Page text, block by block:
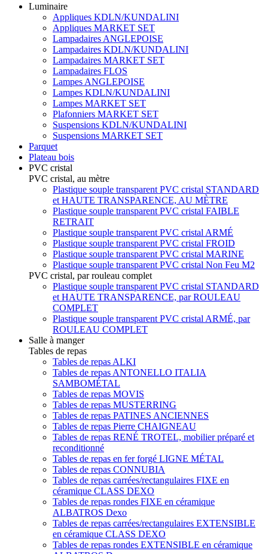
Luminaire
Appliques KDLN/KUNDALINI
Appliques MARKET SET
Lampadaires ANGLEPOISE
Lampadaires KDLN/KUNDALINI
Lampadaires MARKET SET
Lampadaires FLOS
Lampes ANGLEPOISE
Lampes KDLN/KUNDALINI
Lampes MARKET SET
Plafonniers MARKET SET
Suspensions KDLN/KUNDALINI
Suspensions MARKET SET
Parquet
Plateau bois
PVC cristal
PVC cristal, au mètre
Plastique souple transparent PVC cristal STANDARD
et HAUTE TRANSPARENCE, AU MÈTRE
Plastique souple transparent PVC cristal FAIBLE
RETRAIT
Plastique souple transparent PVC cristal ARMÉ
Plastique souple transparent PVC cristal FROID
Plastique souple transparent PVC cristal MARINE
Plastique souple transparent PVC cristal Non Feu M2
PVC cristal, par rouleau complet
Plastique souple transparent PVC cristal STANDARD
et HAUTE TRANSPARENCE, par ROULEAU
COMPLET
Plastique souple transparent PVC cristal ARMÉ, par
ROULEAU COMPLET
Salle à manger
Tables de repas
Tables de repas ALKI
Tables de repas ANTONELLO ITALIA
SAMBOMÉTAL
Tables de repas MOVIS
Tables de repas MUSTERRING
Tables de repas PATINES ANCIENNES
Tables de repas Pierre CHAIGNEAU
Tables de repas RENÉ TROTEL, mobilier préparé et
reconditionné
Tables de repas en fer forgé LIGNE MÉTAL
Tables de repas CONNUBIA
Tables de repas carrées/rectangulaires FIXE en
céramique CLASS DEXO
Tables de repas rondes FIXE en céramique
ALBATROS Dexo
Tables de repas carrées/rectangulaires EXTENSIBLE
en céramique CLASS DEXO
Tables de repas rondes EXTENSIBLE en céramique